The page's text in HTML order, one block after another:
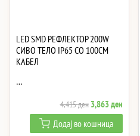
LED SMD РЕФЛЕКТОР 200W
СИВО ТЕЛО IP65 СО 100CM
КАБЕЛ
…
4,415ден Original
price
was:
3,863денCurrent
price
is:
Додај во кошница